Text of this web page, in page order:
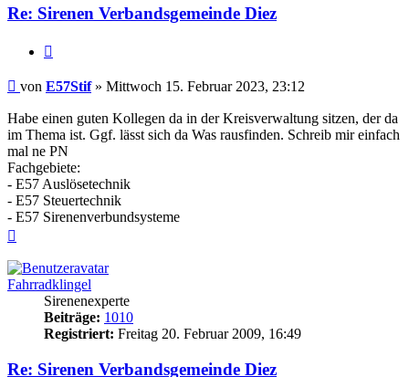
Re: Sirenen Verbandsgemeinde Diez
Beitrag
von E57Stif» Mittwoch 15. Februar 2023, 23:12
Habe einen guten Kollegen da in der Kreisverwaltung sitzen, der da
im Thema ist. Ggf. lässt sich da Was rausfinden. Schreib mir einfach
mal ne PN
Fachgebiete:
- E57 Auslösetechnik
- E57 Steuertechnik
- E57 Sirenenverbundsysteme
Fahrradklingel
Sirenenexperte
Beiträge: 1010
Registriert: Freitag 20. Februar 2009, 16:49
Re: Sirenen Verbandsgemeinde Diez